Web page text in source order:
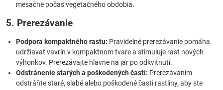
mesačne počas vegetačného obdobia.
5. Prerezávanie
Podpora kompaktného rastu: Pravidelné prerezávanie pomáha
udržiavať vavrín v kompaktnom tvare a stimuluje rast nových
výhonkov. Prerezávajte hlavne na jar po odkvitnutí.
Odstránenie starých a poškodených častí: Prerezávaním
odstráňte staré, slabé alebo poškodené časti rastliny, aby ste